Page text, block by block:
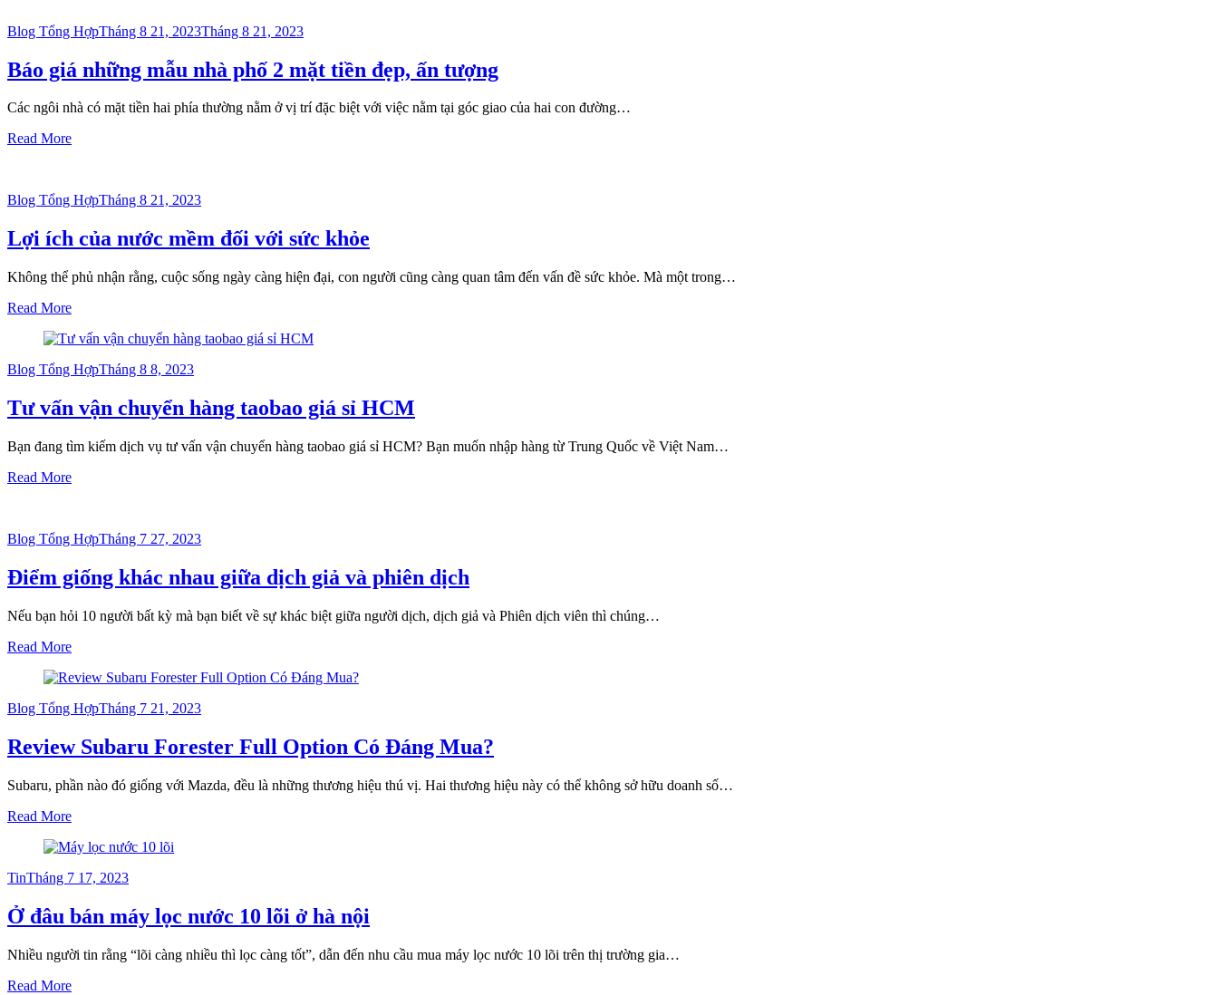
Blog Tổng HợpPosted
Tháng 8 21, 2023Tháng 8 21, 2023
Báo giá những mẫu nhà phố 2 mặt tiền đẹp, ấn tượng
Các ngôi nhà có mặt tiền hai phía thường nằm ở vị trí đặc biệt với việc nằm tại góc giao của hai con đường…
Read More
Blog Tổng HợpPosted
Tháng 8 21, 2023
Lợi ích của nước mềm đối với sức khỏe
Không thể phủ nhận rằng, cuộc sống ngày càng hiện đại, con người cũng càng quan tâm đến vấn đề sức khỏe. Mà một trong…
Read More
Blog Tổng HợpPosted
Tháng 8 8, 2023
Tư vấn vận chuyển hàng taobao giá sỉ HCM
Bạn đang tìm kiếm dịch vụ tư vấn vận chuyển hàng taobao giá sỉ HCM? Bạn muốn nhập hàng từ Trung Quốc về Việt Nam…
Read More
Blog Tổng HợpPosted
Tháng 7 27, 2023
Điểm giống khác nhau giữa dịch giả và phiên dịch
Nếu bạn hỏi 10 người bất kỳ mà bạn biết về sự khác biệt giữa người dịch, dịch giả và Phiên dịch viên thì chúng…
Read More
Blog Tổng HợpPosted
Tháng 7 21, 2023
Review Subaru Forester Full Option Có Đáng Mua?
Subaru, phần nào đó giống với Mazda, đều là những thương hiệu thú vị. Hai thương hiệu này có thể không sở hữu doanh số…
Read More
TinPosted
Tháng 7 17, 2023
Ở đâu bán máy lọc nước 10 lõi ở hà nội
Nhiều người tin rằng “lõi càng nhiều thì lọc càng tốt”, dẫn đến nhu cầu mua máy lọc nước 10 lõi trên thị trường gia…
Read More